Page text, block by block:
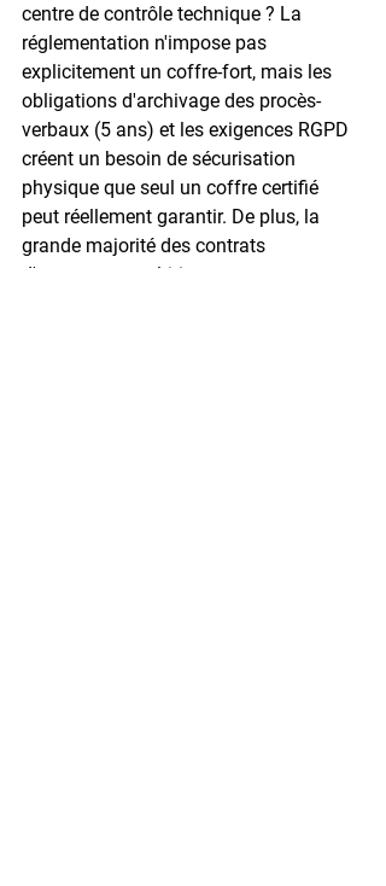
centre de contrôle technique ? La
réglementation n'impose pas
explicitement un coffre-fort, mais les
obligations d'archivage des procès-
verbaux (5 ans) et les exigences RGPD
créent un besoin de sécurisation
physique que seul un coffre certifié
peut réellement garantir. De plus, la
grande majorité des contrats
d'assurance multirisques